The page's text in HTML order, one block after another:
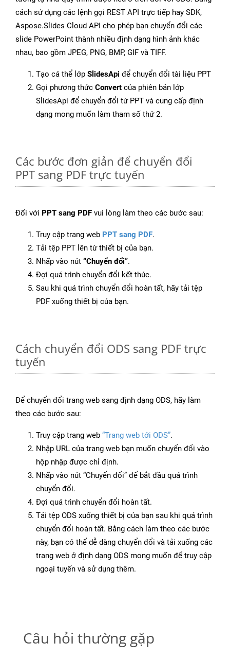
cách sử dụng các lệnh gọi REST API trực tiếp hay SDK,
Aspose.Slides Cloud API cho phép bạn chuyển đổi các
slide PowerPoint thành nhiều định dạng hình ảnh khác
nhau, bao gồm JPEG, PNG, BMP, GIF và TIFF.
Tạo cá thể lớp SlidesApi để chuyển đổi tài liệu PPT
Gọi phương thức Convert của phiên bản lớp
SlidesApi để chuyển đổi từ PPT và cung cấp định
dạng mong muốn làm tham số thứ 2.
Các bước đơn giản để chuyển đổi
PPT sang PDF trực tuyến
Đối với PPT sang PDF vui lòng làm theo các bước sau:
Truy cập trang web PPT sang PDF.
Tải tệp PPT lên từ thiết bị của bạn.
Nhấp vào nút “Chuyển đổi”.
Đợi quá trình chuyển đổi kết thúc.
Sau khi quá trình chuyển đổi hoàn tất, hãy tải tệp
PDF xuống thiết bị của bạn.
Cách chuyển đổi ODS sang PDF trực
tuyến
Để chuyển đổi trang web sang định dạng ODS, hãy làm
theo các bước sau:
Truy cập trang web “Trang web tới ODS”.
Nhập URL của trang web bạn muốn chuyển đổi vào
hộp nhập được chỉ định.
Nhấp vào nút “Chuyển đổi” để bắt đầu quá trình
chuyển đổi.
Đợi quá trình chuyển đổi hoàn tất.
Tải tệp ODS xuống thiết bị của bạn sau khi quá trình
chuyển đổi hoàn tất. Bằng cách làm theo các bước
này, bạn có thể dễ dàng chuyển đổi và tải xuống các
trang web ở định dạng ODS mong muốn để truy cập
ngoại tuyến và sử dụng thêm.
Câu hỏi thường gặp